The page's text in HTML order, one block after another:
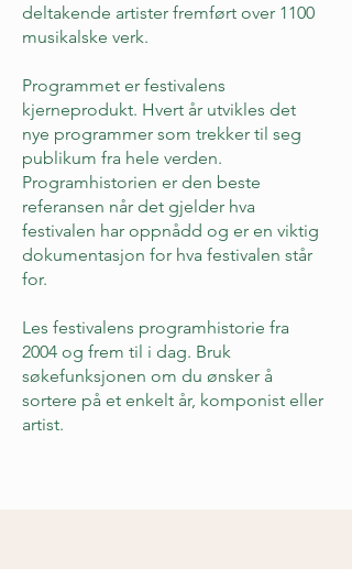
deltakende artister fremført over 1100
musikalske verk.
Programmet er festivalens
kjerneprodukt. Hvert år utvikles det
nye programmer som trekker til seg
publikum fra hele verden.
Programhistorien er den beste
referansen når det gjelder hva
festivalen har oppnådd og er en viktig
dokumentasjon for hva festivalen står
for.
Les festivalens programhistorie fra
2004 og frem til i dag. Bruk
søkefunksjonen om du ønsker å
sortere på et enkelt år, komponist eller
artist.